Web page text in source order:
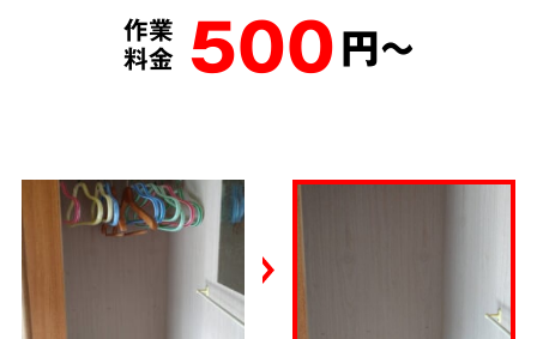
作業
料金 500円～